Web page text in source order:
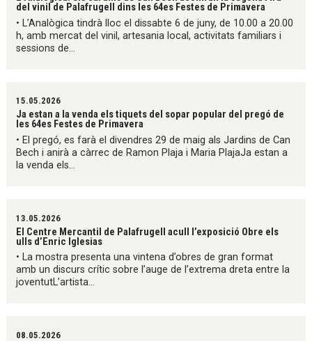
del vinil de Palafrugell dins les 64es Festes de Primavera
• L’Analògica tindrà lloc el dissabte 6 de juny, de 10.00 a 20.00
h, amb mercat del vinil, artesania local, activitats familiars i
sessions de...
15.05.2026
Ja estan a la venda els tiquets del sopar popular del pregó de
les 64es Festes de Primavera
• El pregó, es farà el divendres 29 de maig als Jardins de Can
Bech i anirà a càrrec de Ramon Plaja i Maria PlajaJa estan a
la venda els...
13.05.2026
El Centre Mercantil de Palafrugell acull l’exposició Obre els
ulls d’Enric Iglesias
• La mostra presenta una vintena d’obres de gran format
amb un discurs crític sobre l’auge de l’extrema dreta entre la
joventutL’artista...
08.05.2026